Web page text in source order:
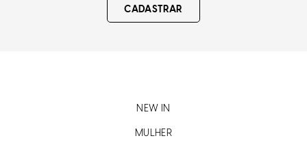
CADASTRAR
NEW IN
MULHER